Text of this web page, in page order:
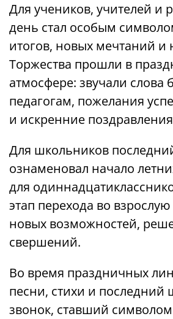
Для учеников, учителей и
день стал особым
итогов, новых мечтаний и
Торжества прошли в
атмосфере: звучали слова
педагогам, пожелания
и искренние
Для школьников
ознаменовал начало
для
этап перехода во
новых возможностей,
свершений.
Во время праздничных
песни, стихи и последний
звонок, ставший